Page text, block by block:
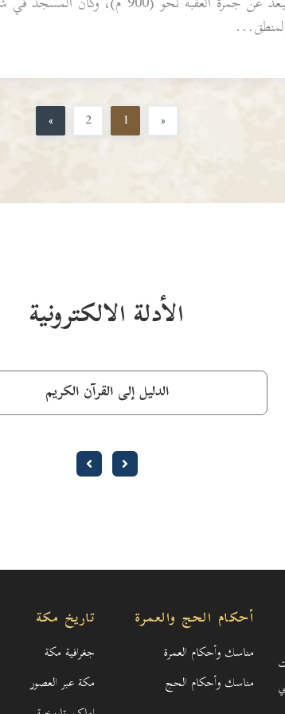
«
1
2
»
الأدلة الالكترونية
الدليل إلى القرآن الكريم
أحكام الحج والعمرة
مناسك وأحكام العمرة
مناسك وأحكام الحج
تاريخ مكة
جغرافية مكة
مكة عبر العصور